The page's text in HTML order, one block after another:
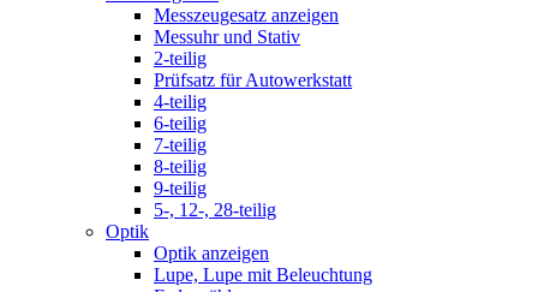
Messzeugesatz anzeigen
Messuhr und Stativ
2-teilig
Prüfsatz für Autowerkstatt
4-teilig
6-teilig
7-teilig
8-teilig
9-teilig
5-, 12-, 28-teilig
Optik
Optik anzeigen
Lupe, Lupe mit Beleuchtung